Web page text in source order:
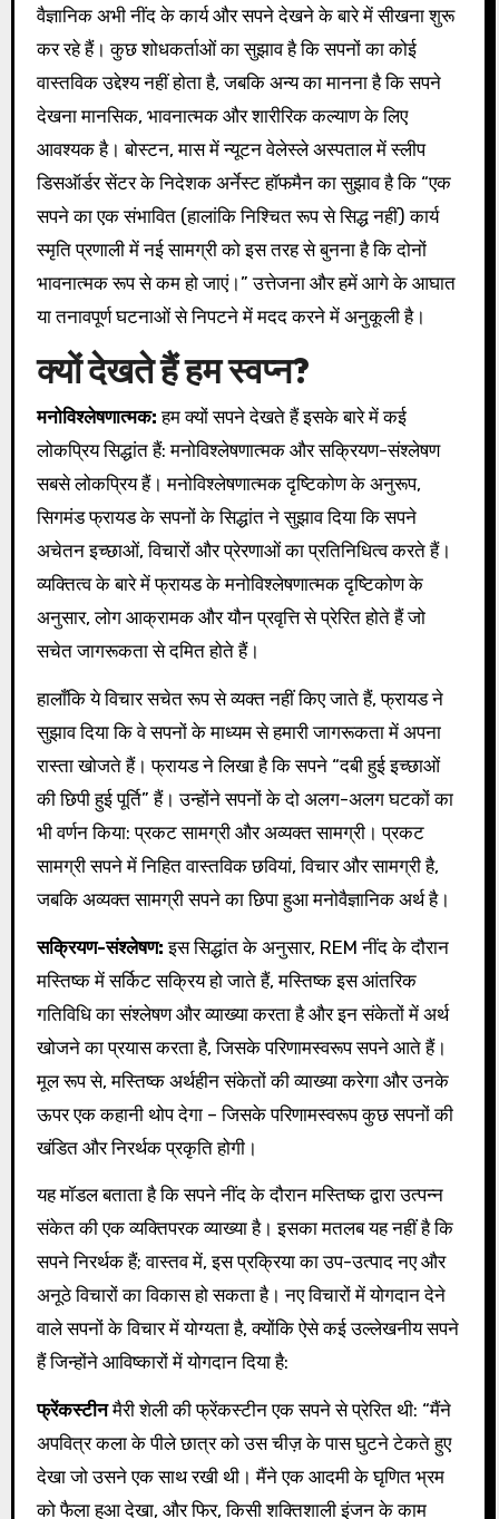
वैज्ञानिक अभी नींद के कार्य और सपने देखने के बारे में सीखना शुरू
कर रहे हैं। कुछ शोधकर्ताओं का सुझाव है कि सपनों का कोई
वास्तविक उद्देश्य नहीं होता है, जबकि अन्य का मानना ​​है कि सपने
देखना मानसिक, भावनात्मक और शारीरिक कल्याण के लिए
आवश्यक है। बोस्टन, मास में न्यूटन वेलेस्ले अस्पताल में स्लीप
डिसऑर्डर सेंटर के निदेशक अर्नेस्ट हॉफमैन का सुझाव है कि “एक
सपने का एक संभावित (हालांकि निश्चित रूप से सिद्ध नहीं) कार्य
स्मृति प्रणाली में नई सामग्री को इस तरह से बुनना है कि दोनों
भावनात्मक रूप से कम हो जाएं।” उत्तेजना और हमें आगे के आघात
या तनावपूर्ण घटनाओं से निपटने में मदद करने में अनुकूली है।
क्यों देखते हैं हम स्वप्न?
मनोविश्लेषणात्मक: हम क्यों सपने देखते हैं इसके बारे में कई
लोकप्रिय सिद्धांत हैं: मनोविश्लेषणात्मक और सक्रियण-संश्लेषण
सबसे लोकप्रिय हैं। मनोविश्लेषणात्मक दृष्टिकोण के अनुरूप,
सिगमंड फ्रायड के सपनों के सिद्धांत ने सुझाव दिया कि सपने
अचेतन इच्छाओं, विचारों और प्रेरणाओं का प्रतिनिधित्व करते हैं।
व्यक्तित्व के बारे में फ्रायड के मनोविश्लेषणात्मक दृष्टिकोण के
अनुसार, लोग आक्रामक और यौन प्रवृत्ति से प्रेरित होते हैं जो
सचेत जागरूकता से दमित होते हैं।
हालाँकि ये विचार सचेत रूप से व्यक्त नहीं किए जाते हैं, फ्रायड ने
सुझाव दिया कि वे सपनों के माध्यम से हमारी जागरूकता में अपना
रास्ता खोजते हैं। फ्रायड ने लिखा है कि सपने “दबी हुई इच्छाओं
की छिपी हुई पूर्ति” हैं। उन्होंने सपनों के दो अलग-अलग घटकों का
भी वर्णन किया: प्रकट सामग्री और अव्यक्त सामग्री। प्रकट
सामग्री सपने में निहित वास्तविक छवियां, विचार और सामग्री है,
जबकि अव्यक्त सामग्री सपने का छिपा हुआ मनोवैज्ञानिक अर्थ है।
सक्रियण-संश्लेषण: इस सिद्धांत के अनुसार, REM नींद के दौरान
मस्तिष्क में सर्किट सक्रिय हो जाते हैं, मस्तिष्क इस आंतरिक
गतिविधि का संश्लेषण और व्याख्या करता है और इन संकेतों में अर्थ
खोजने का प्रयास करता है, जिसके परिणामस्वरूप सपने आते हैं।
मूल रूप से, मस्तिष्क अर्थहीन संकेतों की व्याख्या करेगा और उनके
ऊपर एक कहानी थोप देगा – जिसके परिणामस्वरूप कुछ सपनों की
खंडित और निरर्थक प्रकृति होगी।
यह मॉडल बताता है कि सपने नींद के दौरान मस्तिष्क द्वारा उत्पन्न
संकेत की एक व्यक्तिपरक व्याख्या है। इसका मतलब यह नहीं है कि
सपने निरर्थक हैं; वास्तव में, इस प्रक्रिया का उप-उत्पाद नए और
अनूठे विचारों का विकास हो सकता है। नए विचारों में योगदान देने
वाले सपनों के विचार में योग्यता है, क्योंकि ऐसे कई उल्लेखनीय सपने
हैं जिन्होंने आविष्कारों में योगदान दिया है:
फ्रेंकस्टीनमैरी शेली की फ्रेंकस्टीन एक सपने से प्रेरित थी: “मैंने
अपवित्र कला के पीले छात्र को उस चीज़ के पास घुटने टेकते हुए
देखा जो उसने एक साथ रखी थी। मैंने एक आदमी के घृणित भ्रम
को फैला हुआ देखा, और फिर, किसी शक्तिशाली इंजन के काम